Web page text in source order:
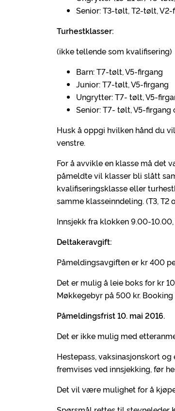
Senior: T3-tølt, T2-tølt,
Turhestklasser:
(ikke tellende som kvalifisering)
Barn: T7-tølt, V5-firgang
Junior: T7-tølt, V5-firgang
Ungrytter: T7- tølt, V5-
Senior: T7- tølt, V5-firgang
Husk å oppgi hvilken hånd du
venstre.
For å avvikle en klasse må det
påmeldte vil klasser bli slått
kvalifiseringsklasse eller
samme klasseinndeling. (T3,
Innsjekk fra klokken 9.00-
Deltakeravgift:
Påmeldingsavgiften er kr 400
Det er mulig å leie boks for kr
Møkkegebyr på 500 kr.
Påmeldingsfrist 10. mai 2016.
Det er ikke mulig med
Hestepass, vaksinasjonskort
fremvises ved innsjekking, før
Det vil være mulighet for å